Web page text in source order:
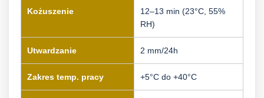
Kożuszenie
12–13 min (23°C, 55%
RH)
Utwardzanie 2 mm/24h
Zakres temp. pracy +5°C do +40°C